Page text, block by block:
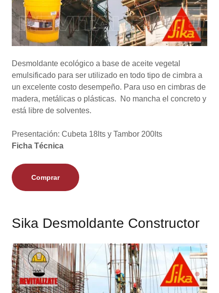
Desmoldante ecológico a base de aceite vegetal
emulsificado para ser utilizado en todo tipo de cimbra a
un excelente costo desempeño. Para uso en cimbras de
madera, metálicas o plásticas. No mancha el concreto y
está libre de solventes.
Presentación: Cubeta 18lts y Tambor 200lts
Ficha Técnica
Comprar
Sika Desmoldante Constructor